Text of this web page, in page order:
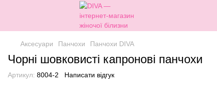
Аксесуари Панчохи Панчохи DIVA
Чорні шовковисті капронові панчохи
Артикул: 8004-2 Написати відгук